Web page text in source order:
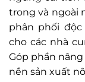
trong và ngoài
phân phối độc
cho các nhà
Góp phần
nền sản xuất